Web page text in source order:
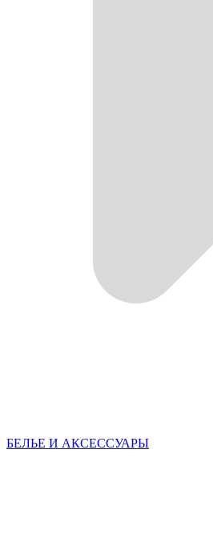
БЕЛЬЕ И АКСЕССУАРЫ